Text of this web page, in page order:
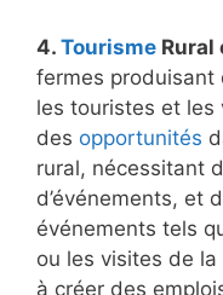
4. Tourisme Rural
fermes produisant
les touristes et les
des opportunités
rural, nécessitant
d’événements, et
événements tels
ou les visites de
à créer des